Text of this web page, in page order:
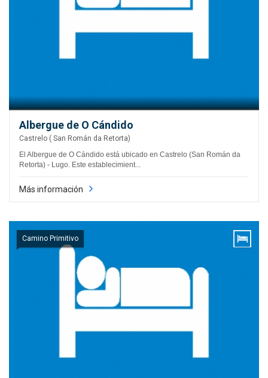
Albergue de O Cándido
Castrelo ( San Román da Retorta)
El Albergue de O Cándido está ubicado en Castrelo (San Román da
Retorta) - Lugo. Este establecimient...
Más información
Camino Primitivo